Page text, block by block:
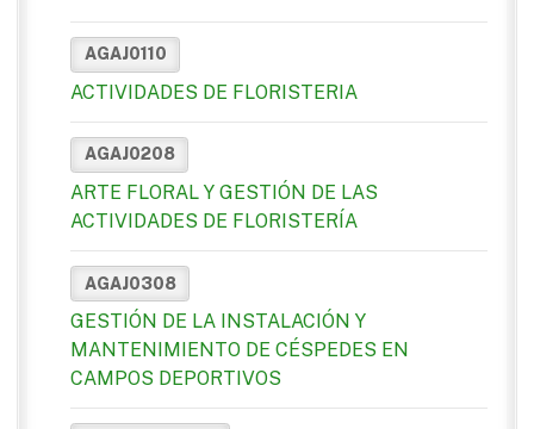
AGAJ0110
ACTIVIDADES DE FLORISTERIA
AGAJ0208
ARTE FLORAL Y GESTIÓN DE LAS
ACTIVIDADES DE FLORISTERÍA
AGAJ0308
GESTIÓN DE LA INSTALACIÓN Y
MANTENIMIENTO DE CÉSPEDES EN
CAMPOS DEPORTIVOS